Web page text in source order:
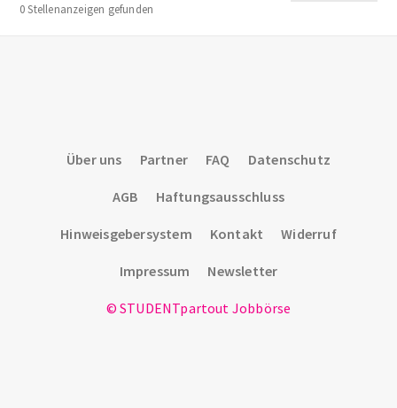
0 Stellenanzeigen gefunden
Über uns Partner FAQ Datenschutz
AGB Haftungsausschluss
Hinweisgebersystem Kontakt Widerruf
Impressum Newsletter
© STUDENTpartout Jobbörse